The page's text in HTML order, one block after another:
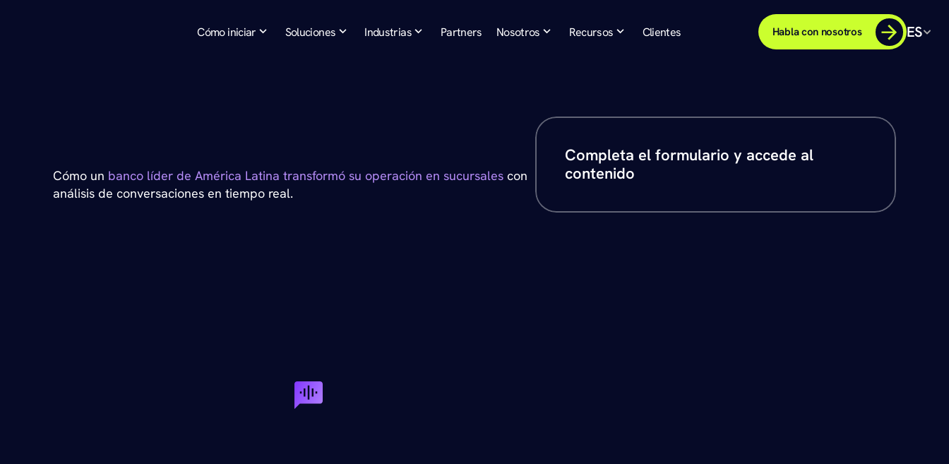
Cómo iniciar Soluciones Industrias Partners Nosotros Recursos Clientes Habla con nosotros ES
SpeechAnalyticsenBanca
Cómo un banco líder de América Latina transformó su operación en sucursales con
análisis de conversaciones en tiempo real.
Completa el formulario y accede al
contenido